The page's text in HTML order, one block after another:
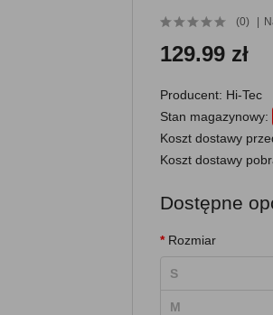
(0)
129.99 zł
Producent: Hi-Tec
Stan magazynowy:
Koszt dostawy
Koszt dostawy
Dostępne
Rozmiar
S
M